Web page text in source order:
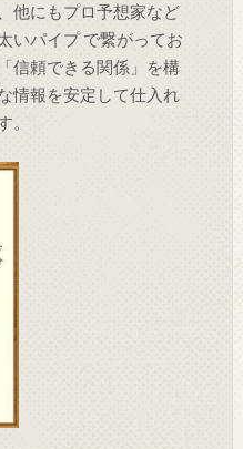
他にもプロ予想家など
いパイプ で繋がってお
信頼できる関係」を構
情報を安定して仕入れ
。